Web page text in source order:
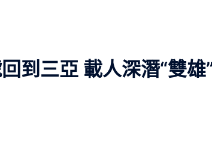
到三亞 載人深潛“雙雄